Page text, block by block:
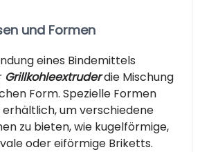
und Formen
eines Bindemittels
Grillkohleextruderdie Mischung
Form. Spezielle Formen
erhältlich, um verschiedene
zu bieten, wie kugelförmige,
oder eiförmige Briketts.